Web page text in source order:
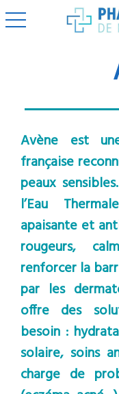
Basculer la navigation
Avène est
française
peaux
l’Eau
apaisante et
rougeurs,
renforcer la
par les
offre des
besoin :
solaire, soins
charge de